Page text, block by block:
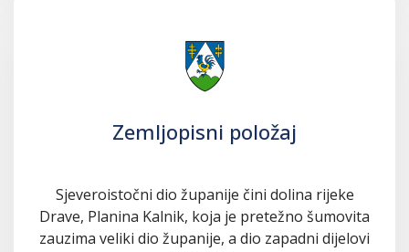
Zemljopisni položaj
Sjeveroistočni dio županije čini dolina rijeke
Drave, Planina Kalnik, koja je pretežno šumovita
zauzima veliki dio županije, a dio zapadni dijelovi